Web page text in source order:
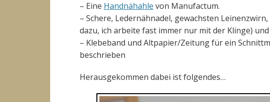
– Eine Handnähahle von Manufactum.
– Schere, Ledernähnadel, gewachsten
dazu, ich arbeite fast immer nur mit der Klinge)
– Klebeband und Altpapier/Zeitung für ein
beschrieben
Herausgekommen dabei ist folgendes…